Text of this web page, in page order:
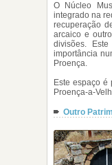
O Núcleo
integrado na
recuperação
arcaico e
divisões.
importância
Proença.
Este espaço é
Proença-a-
Outro